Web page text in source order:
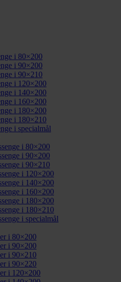
i 80×200
i 90×200
i 90×210
i 120×200
i 140×200
i 160×200
i 180×200
i 180×210
i specialmål
i 80×200
i 90×200
i 90×210
i 120×200
i 140×200
i 160×200
i 180×200
i 180×210
i specialmål
i 80×200
i 90×200
i 90×210
i 90×220
i 120×200